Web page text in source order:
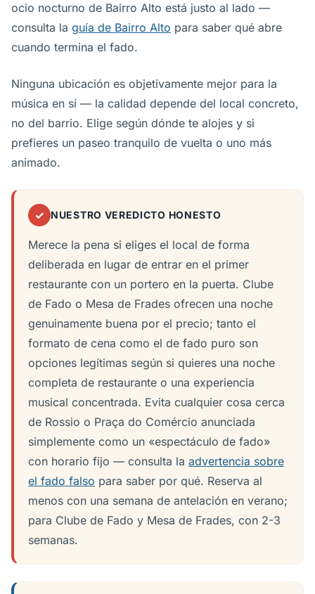
ocio nocturno de Bairro Alto está justo al lado —
consulta la guía de Bairro Alto para saber qué abre
cuando termina el fado.
Ninguna ubicación es objetivamente mejor para la
música en sí — la calidad depende del local concreto,
no del barrio. Elige según dónde te alojes y si
prefieres un paseo tranquilo de vuelta o uno más
animado.
✓ NUESTRO VEREDICTO HONESTO
Merece la pena si eliges el local de forma
deliberada en lugar de entrar en el primer
restaurante con un portero en la puerta. Clube
de Fado o Mesa de Frades ofrecen una noche
genuinamente buena por el precio; tanto el
formato de cena como el de fado puro son
opciones legítimas según si quieres una noche
completa de restaurante o una experiencia
musical concentrada. Evita cualquier cosa cerca
de Rossio o Praça do Comércio anunciada
simplemente como un «espectáculo de fado»
con horario fijo — consulta la advertencia sobre
el fado falso para saber por qué. Reserva al
menos con una semana de antelación en verano;
para Clube de Fado y Mesa de Frades, con 2-3
semanas.